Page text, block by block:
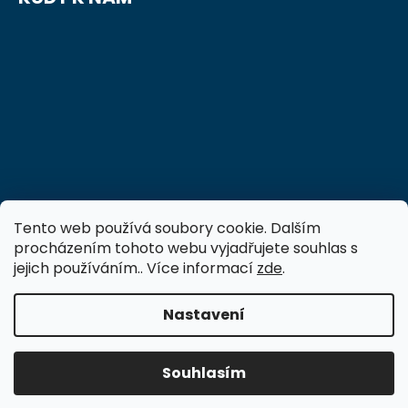
Tento web používá soubory cookie. Dalším
procházením tohoto webu vyjadřujete souhlas s
jejich používáním.. Více informací zde.
Nastavení
Souhlasím
Copyright 2026FTVS-vzdelavani.cz. Všechna
práva vyhrazena.Upravit nastavení cookies